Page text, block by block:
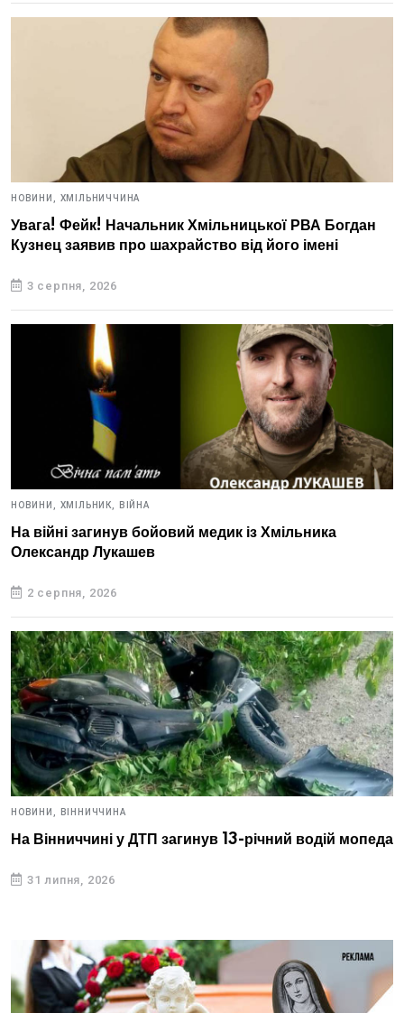
НОВИНИ, ХМІЛЬНИЧЧИНА
Увага! Фейк! Начальник Хмільницької РВА Богдан
Кузнец заявив про шахрайство від його імені
3 серпня, 2026
НОВИНИ, ХМІЛЬНИК, ВІЙНА
На війні загинув бойовий медик із Хмільника
Олександр Лукашев
2 серпня, 2026
НОВИНИ, ВІННИЧЧИНА
На Вінниччині у ДТП загинув 13-річний водій мопеда
31 липня, 2026